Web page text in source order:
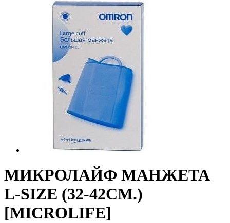
МИКРОЛАЙФ МАНЖЕТА
L-SIZE (32-42СМ.)
[MICROLIFE]